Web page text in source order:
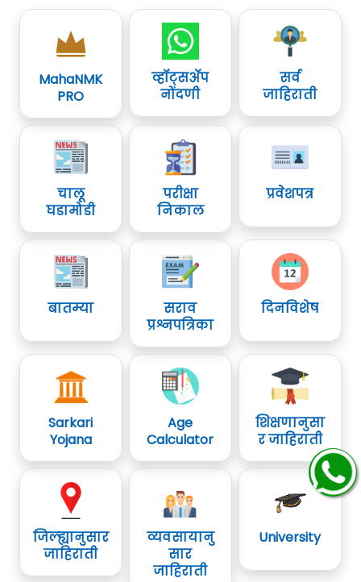
MahaNMK
PRO
व्हॉट्सॲप
नोंदणी
सर्व
जाहिराती
चालू
घडामोडी
परीक्षा
निकाल
प्रवेशपत्र
बातम्या
सराव
प्रश्नपत्रिका
दिनविशेष
Sarkari
Yojana
Age
Calculator
शिक्षणानुसा
र जाहिराती
जिल्ह्यानुसार
जाहिराती
व्यवसायानु
सार
जाहिराती
University